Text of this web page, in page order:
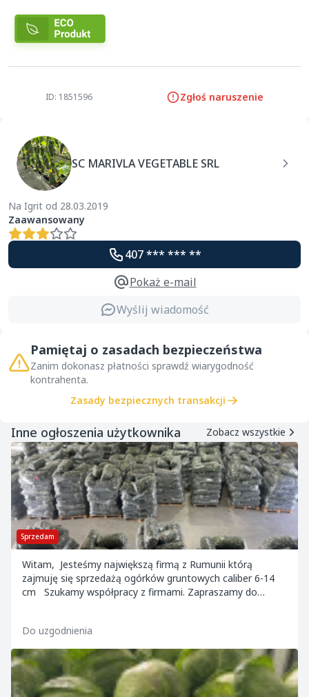
ID: 1851596 Zgłoś naruszenie
SC MARIVLA VEGETABLE SRL
Na Igrit od 28.03.2019
Zaawansowany
407 *** *** **
Pokaż e-mail
Wyślij wiadomość
Pamiętaj o zasadach bezpieczeństwa
Zanim dokonasz płatności sprawdź wiarygodność
kontrahenta.
Zasady bezpiecznych transakcji
Inne ogłoszenia użytkownika Zobacz wszystkie
Sprzedam
Witam, Jesteśmy największą firmą z Rumunii którą
zajmuję się sprzedażą ogórków gruntowych caliber 6-14
cm Szukamy współpracy z firmami. Zapraszamy do
Do uzgodnienia